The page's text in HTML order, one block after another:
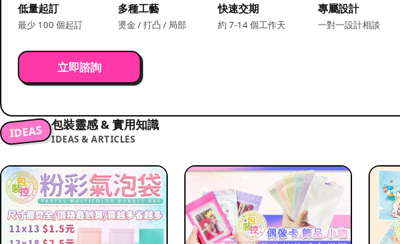
低量起訂
最少 100 個起訂
多種工藝
燙金 / 打凸 / 局部
快速交期
約 7-14 個工作天
專屬設計
一對一設計相談
立即諮詢
IDEAS 包裝靈感 & 實用知識
IDEAS & ARTICLES